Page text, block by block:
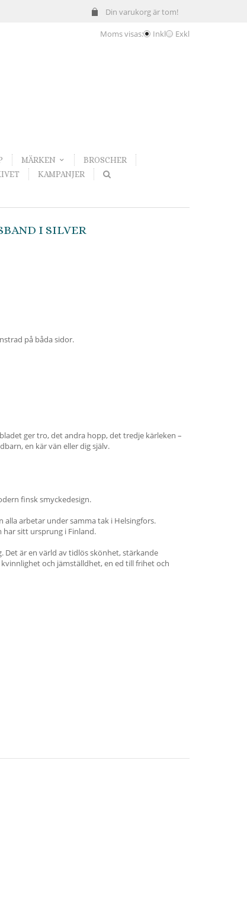
Din varukorg är tom!
Moms visas: Inkl Exkl
MÄRKEN
BROSCHER
KAMPANJER
I SILVER
på båda sidor.
ger tro, det andra hopp, det tredje kärleken –
en kär vän eller dig själv.
finsk smyckedesign.
alla arbetar under samma tak i Helsingfors.
har sitt ursprung i Finland.
Det är en värld av tidlös skönhet, stärkande
och jämställdhet, en ed till frihet och